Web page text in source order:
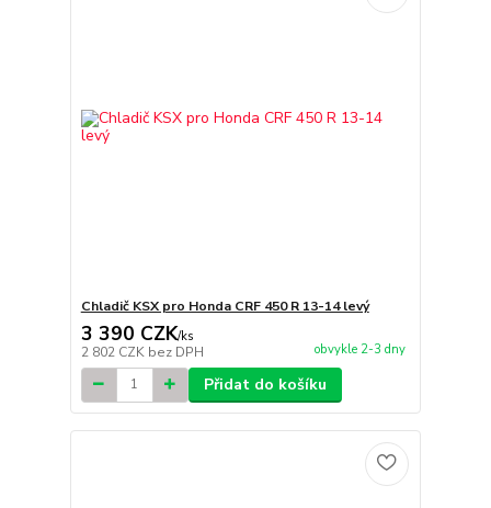
Chladič KSX pro Honda CRF 450 R 13-14 levý
3 390 CZK/ks
2 802 CZK bez DPH obvykle 2-3 dny
Přidat do košíku